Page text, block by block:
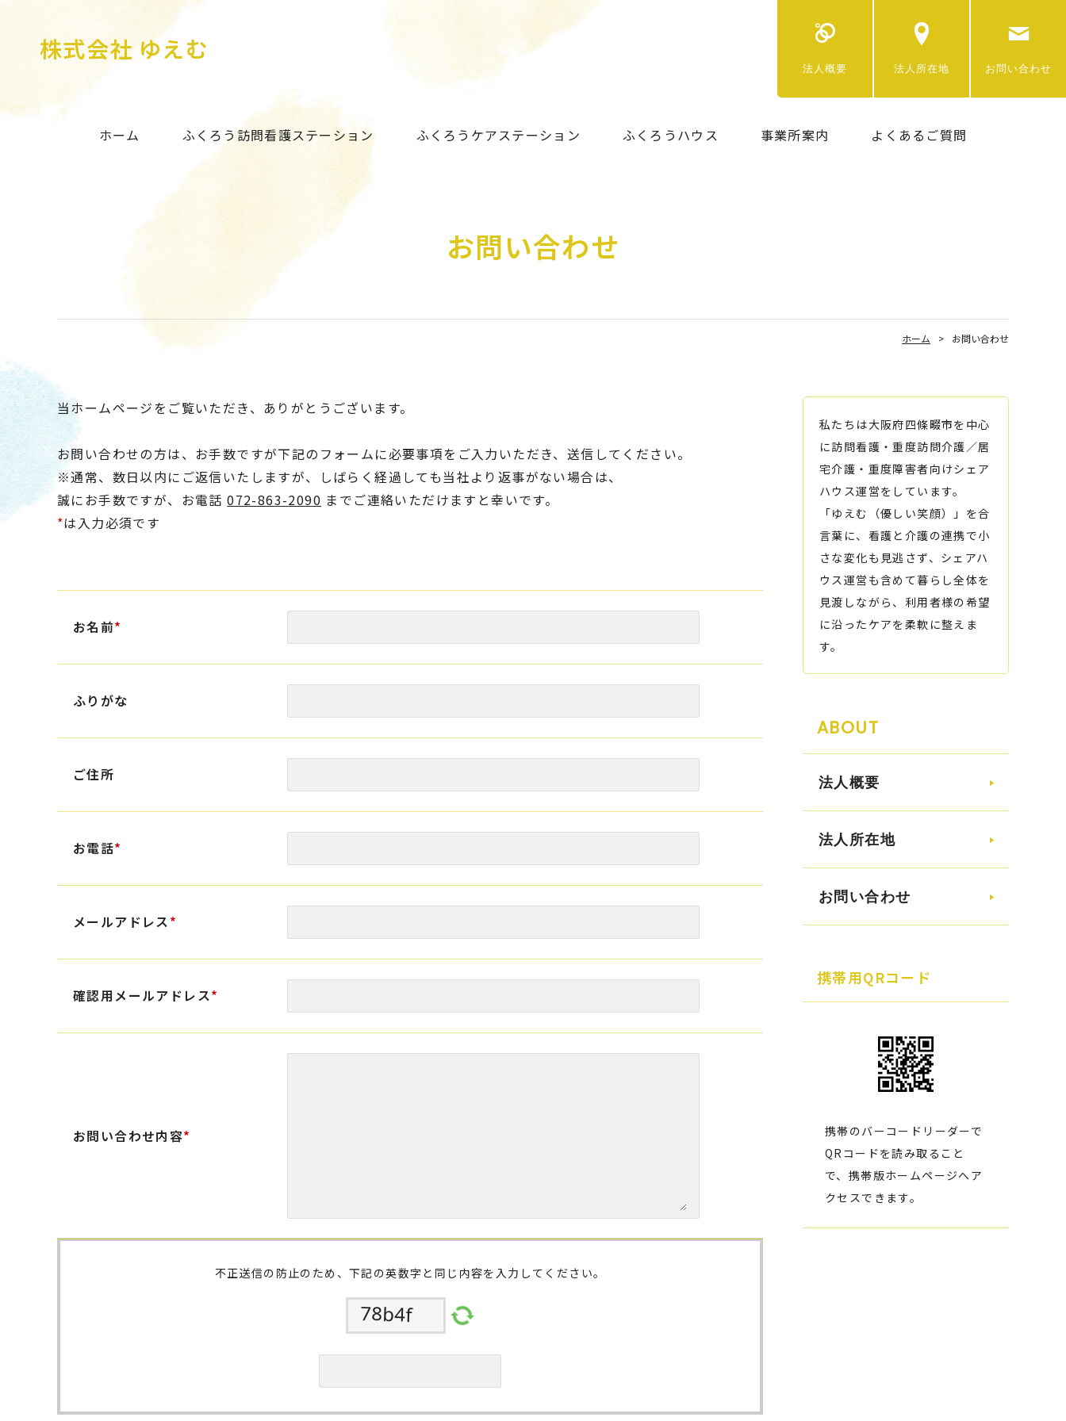
株式会社 ゆえむ
法人概要 法人所在地 お問い合わせ
ホーム ふくろう訪問看護ステーション ふくろうケアステーション ふくろうハウス 事業所案内 よくあるご質問
お問い合わせ
ホーム お問い合わせ
当ホームページをご覧いただき、ありがとうございます。
お問い合わせの方は、お手数ですが下記のフォームに必要事項をご入力いただき、送信してください。
※通常、数日以内にご返信いたしますが、しばらく経過しても当社より返事がない場合は、
誠にお手数ですが、お電話072-863-2090 までご連絡いただけますと幸いです。
*は入力必須です
お名前*
ふりがな
ご住所
お電話*
メールアドレス*
確認用メールアドレス*
お問い合わせ内容*
不正送信の防止のため、下記の英数字と同じ内容を入力してください。
私たちは大阪府四條畷市を中心
に訪問看護・重度訪問介護／居
宅介護・重度障害者向けシェア
ハウス運営をしています。
「ゆえむ（優しい笑顔）」を合
言葉に、看護と介護の連携で小
さな変化も見逃さず、シェアハ
ウス運営も含めて暮らし全体を
見渡しながら、利用者様の希望
に沿ったケアを柔軟に整えま
す。
ABOUT
法人概要
法人所在地
お問い合わせ
携帯用QRコード
携帯のバーコードリーダーで
QRコードを読み取ること
で、携帯版ホームページへア
クセスできます。